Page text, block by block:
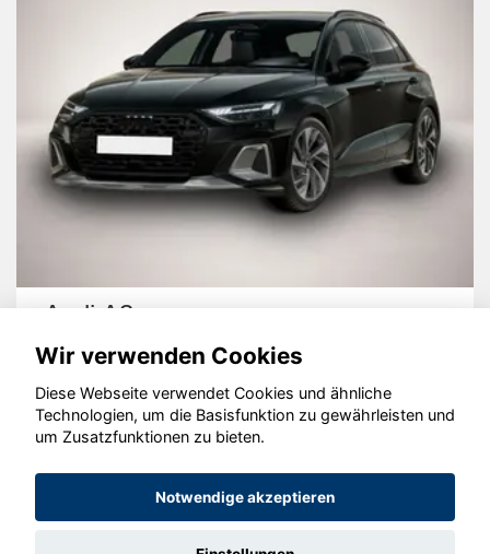
Audi A3
© konjunkturmotor.de GmbH 2020 - 2026
Wir verwenden Cookies
Diese Webseite verwendet Cookies und ähnliche
Technologien, um die Basisfunktion zu gewährleisten und
um Zusatzfunktionen zu bieten.
Notwendige akzeptieren